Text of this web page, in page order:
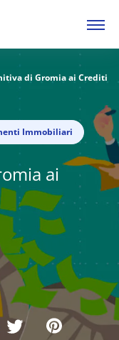
di Gromia ai Crediti
Immobiliari
ai